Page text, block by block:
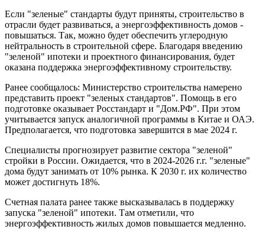
Если "зеленые" стандарты будут приняты, строительство в
отрасли будет развиваться, а энергоэффективность домов -
повышаться. Так, можно будет обеспечить углеродную
нейтральность в строительной сфере. Благодаря введению
"зеленой" ипотеки и проектного финансирования, будет
оказана поддержка энергоэффективному строительству.
Ранее сообщалось: Министерство строительства намерено
представить проект "зеленых стандартов". Помощь в его
подготовке оказывает Росстандарт и "Дом.РФ". При этом
учитывается запуск аналогичной программы в Китае и ОАЭ.
Предполагается, что подготовка завершится в мае 2024 г.
Специалисты прогнозирует развитие сектора "зеленой"
стройки в России. Ожидается, что в 2024-2026 г.г. "зеленые"
дома будут занимать от 10% рынка. К 2030 г. их количество
может достигнуть 18%.
Счетная палата ранее также высказывалась в поддержку
запуска "зеленой" ипотеки. Там отметили, что
энергоэффективность жилых домов повышается медленно.